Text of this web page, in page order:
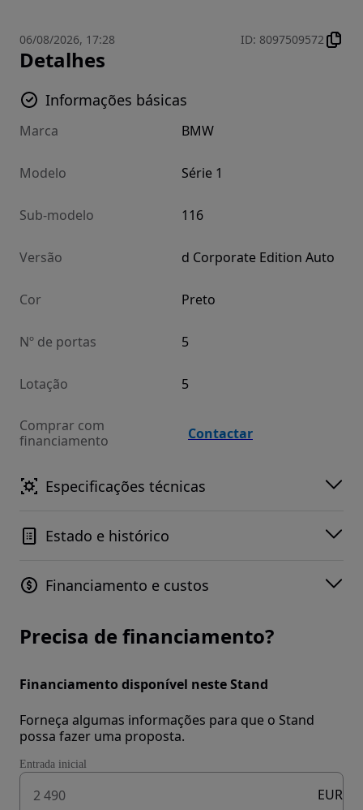
06/08/2026, 17:28 ID: 8097509572
Detalhes
Informações básicas
Marca BMW
Modelo Série 1
Sub-modelo 116
Versão d Corporate Edition Auto
Cor Preto
Nº de portas 5
Lotação 5
Comprar com
financiamento
Contactar
Especificações técnicas
Estado e histórico
Financiamento e custos
Precisa de financiamento?
Financiamento disponível neste Stand
Forneça algumas informações para que o Stand
possa fazer uma proposta.
Entrada inicial
EUR